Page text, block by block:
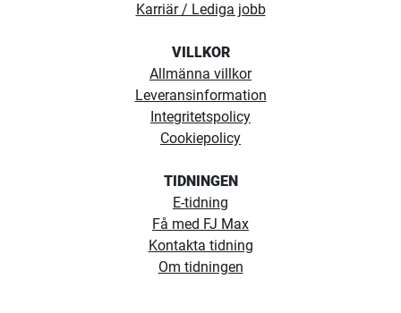
Karriär / Lediga jobb
VILLKOR
Allmänna villkor
Leveransinformation
Integritetspolicy
Cookiepolicy
TIDNINGEN
E-tidning
Få med FJ Max
Kontakta tidning
Om tidningen